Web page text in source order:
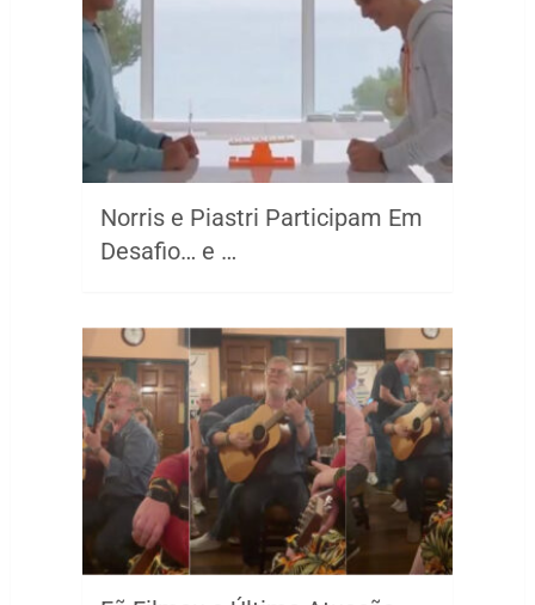
Norris e Piastri Participam Em
Desafio… e …